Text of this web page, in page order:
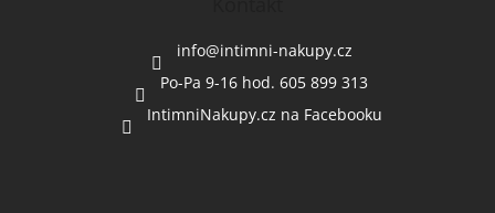
info@intimni-nakupy.cz
Po-Pa 9-16 hod. 605 899 313
IntimniNakupy.cz na Facebooku